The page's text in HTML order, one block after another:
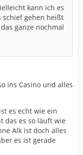
kann ich es
schief gehen heißt
ganze nochmal
ins Casino und alles
es echt wie ein
das es so läuft wie
Alk ist doch alles
es ist gerade